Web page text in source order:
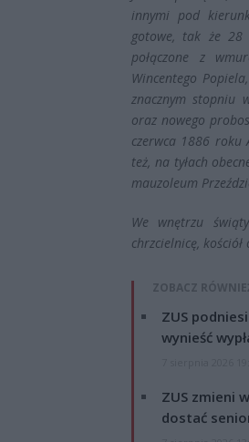
innymi pod
gotowe, tak że 28
połączone z
Wincentego
znacznym stopniu
oraz nowego
czerwca 1886 roku
też, na tyłach
mauzoleum
We wnętrzu
chrzcielnicę,
ZOBACZ
ZUS
wynieść
ZUS zmieni
dostać